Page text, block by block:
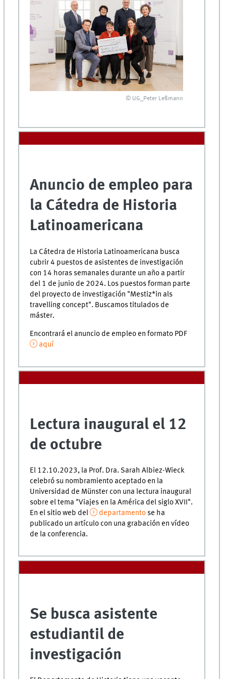
© UG_Peter Leßmann
Anuncio de empleo para
la Cátedra de Historia
Latinoamericana
La Cátedra de Historia Latinoamericana busca
cubrir 4 puestos de asistentes de investigación
con 14 horas semanales durante un año a partir
del 1 de junio de 2024. Los puestos forman parte
del proyecto de investigación "Mestiz*in als
travelling concept". Buscamos titulados de
máster.
Encontrará el anuncio de empleo en formato PDF
aquí
Lectura inaugural el 12
de octubre
El 12.10.2023, la Prof. Dra. Sarah Albiez-Wieck
celebró su nombramiento aceptado en la
Universidad de Münster con una lectura inaugural
sobre el tema "Viajes en la América del siglo XVII".
En el sitio web del
departamento se ha
publicado un artículo con una grabación en vídeo
de la conferencia.
Se busca asistente
estudiantil de
investigación